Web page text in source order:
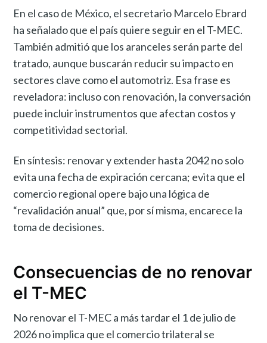
En el caso de México, el secretario Marcelo Ebrard
ha señalado que el país quiere seguir en el T-MEC.
También admitió que los aranceles serán parte del
tratado, aunque buscarán reducir su impacto en
sectores clave como el automotriz. Esa frase es
reveladora: incluso con renovación, la conversación
puede incluir instrumentos que afectan costos y
competitividad sectorial.
En síntesis: renovar y extender hasta 2042 no solo
evita una fecha de expiración cercana; evita que el
comercio regional opere bajo una lógica de
“revalidación anual” que, por sí misma, encarece la
toma de decisiones.
Consecuencias de no renovar
el T-MEC
No renovar el T-MEC a más tardar el 1 de julio de
2026 no implica que el comercio trilateral se